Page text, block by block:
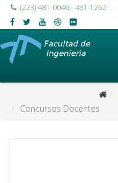
(223) 481-0046 - 481-1262
Concursos Docentes